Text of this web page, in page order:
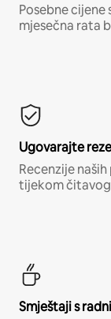
Posebne cijene
mjesečna rata
Ugovarajte
Recenzije
tijekom čitavog
Smještaji s